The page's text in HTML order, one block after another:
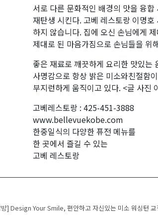
서로 다른 문화적인 배경의 맛을 융
재탄생 시킨다. 고베 레스토랑 이명
하지 않습니다. 집에 오신 손님에게
제대로 된 마음가짐으로 손님들을 위
좋은 재료로 깨끗하게 요리한 맛있는
사명감으로 항상 밝은 미소와친절함
부지런하게 움직이고 있다. <글 사진
고베레스토랑 : 425-451-3888
www.bellevuekobe.com
한중일식의 다양한 퓨전 메뉴를
한 곳에서 즐길 수 있는
고베 레스토랑
] Design Your Smile, 편안하고 자신있는 미소 워싱턴 교